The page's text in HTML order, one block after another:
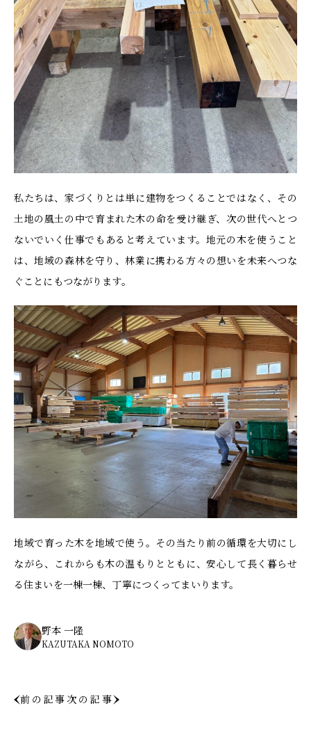
私たちは、家づくりとは単に建物をつくることではなく、その
土地の風土の中で育まれた木の命を受け継ぎ、次の世代へとつ
ないでいく仕事でもあると考えています。地元の木を使うこと
は、地域の森林を守り、林業に携わる方々の想いを未来へつな
ぐことにもつながります。
地域で育った木を地域で使う――。その当たり前の循環を大切にし
ながら、これからも木の温もりとともに、安心して長く暮らせ
る住まいを一棟一棟、丁寧につくってまいります。
野本 一隆
KAZUTAKA NOMOTO
前の記事次の記事